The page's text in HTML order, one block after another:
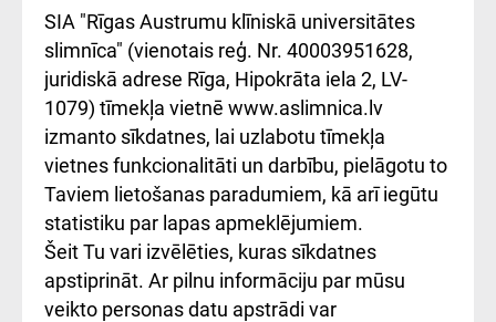
atsauksmju/sūdzību
iesniegšanas
kārtība
Kā pie mums nokļūt
Rēķinu apmaksas
ceļvedis
Rekvizīti un
ārstniecības
Підтримка Східної
лікарні та співпраця з
Україною
SIA "Rīgas Austrumu klīniskā universitātes
slimnīca" (vienotais reģ. Nr. 40003951628,
juridiskā adrese Rīga, Hipokrāta iela 2, LV-
1079) tīmekļa vietnē www.aslimnica.lv
izmanto sīkdatnes, lai uzlabotu tīmekļa
vietnes funkcionalitāti un darbību, pielāgotu to
Taviem lietošanas paradumiem, kā arī iegūtu
statistiku par lapas apmeklējumiem.
Šeit Tu vari izvēlēties, kuras sīkdatnes
apstiprināt. Ar pilnu informāciju par mūsu
veikto personas datu apstrādi var